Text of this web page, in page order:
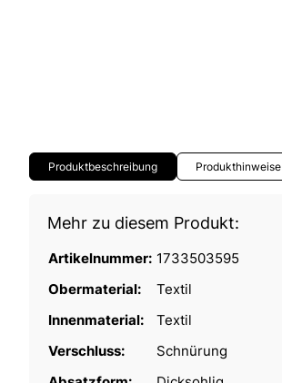
Produktbeschreibung Produkthinweise
Mehr zu diesem Produkt:
Artikelnummer: 1733503595
Obermaterial:
Textil
Innenmaterial:
Textil
Verschluss:
Schnürung